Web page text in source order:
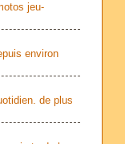
jeu-
environ
de plus